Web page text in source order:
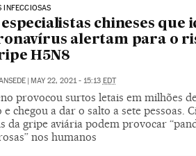
INFECCIOSAS
especialistas chineses
alertam para o
H5N8
| MAY 22, 2021 - 15:13 EDT
provocou surtos letais em milhões
e chegou a dar o salto a sete pessoas.
da gripe aviária podem provocar
nos humanos